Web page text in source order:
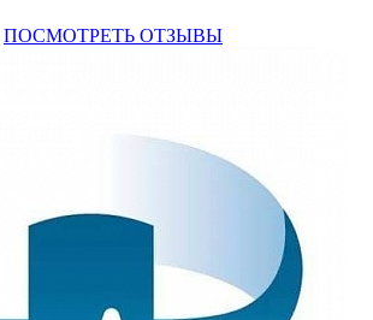
ПОСМОТРЕТЬ ОТЗЫВЫ